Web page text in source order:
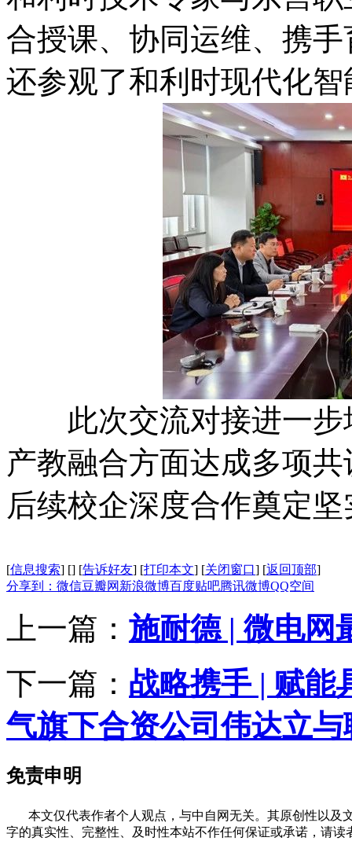
合授课、协同运维、携
还参观了和利时现代化
此次交流对接进一步
产教融合方面达成多项
后续校企深度合作奠定
[信息搜索] [] [告诉好友] [打印本文] [关闭窗口] [返回顶部]
分享到： 微信豆瓣网 新浪微博百度贴吧腾讯微博QQ空间
上一篇： 施耐德 | 微电网
下一篇： 战略携手 | 赋能
气旗下合资公司伟达立
免责申明
本文仅代表作者个人观点，与中自网无关。其原创性以及
字的真实性、完整性、及时性本站不作任何保证或承诺，请